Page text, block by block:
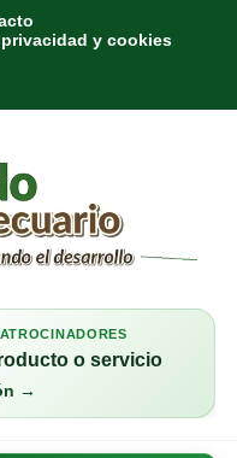
y cookies
o servicio
→